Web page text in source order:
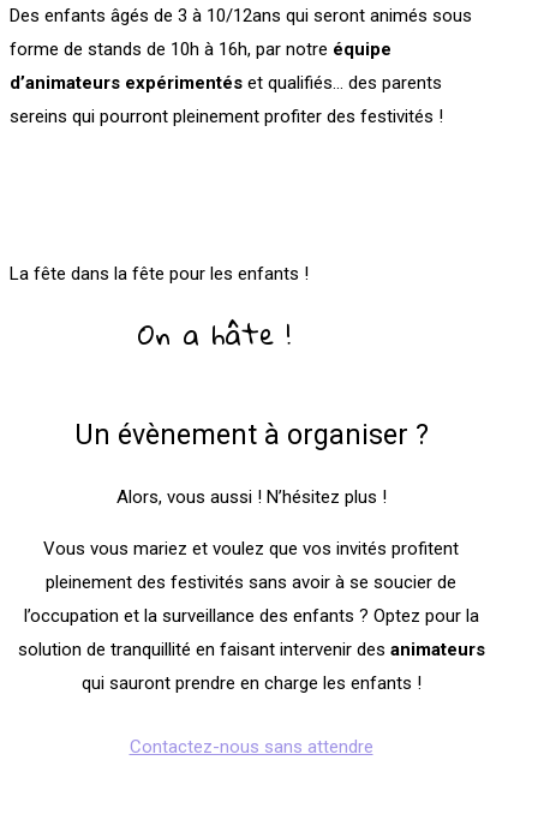
Des enfants âgés de 3 à 10/12ans qui seront animés sous
forme de stands de 10h à 16h, par notre équipe
d’animateurs expérimentés et qualifiés… des parents
sereins qui pourront pleinement profiter des festivités !
La fête dans la fête pour les enfants !
On a hâte !
Un évènement à organiser ?
Alors, vous aussi ! N’hésitez plus !
Vous vous mariez et voulez que vos invités profitent
pleinement des festivités sans avoir à se soucier de
l’occupation et la surveillance des enfants ? Optez pour la
solution de tranquillité en faisant intervenir des animateurs
qui sauront prendre en charge les enfants !
Contactez-nous sans attendre